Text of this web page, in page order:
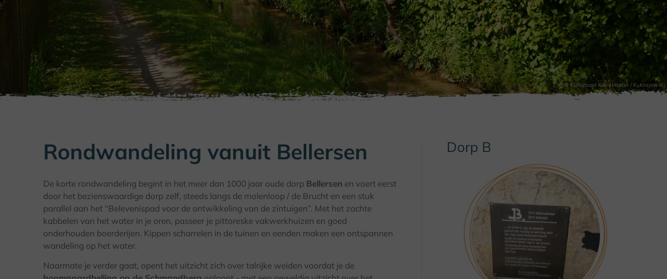
© Kulturland Kreis Höxter / K. Krajewski
Rondwandeling vanuit Bellersen
De korte rondwandeling begint in het meer dan 1000 jaar oude dorp Bellersen en voert eerst
door het bezienswaardige dorp zelf, steeds langs de molenloop / de Brucht en een stuk
parallel aan het “Belevenispad voor de ontwikkeling van de zintuigen”. Met het zachte
kabbelen van het water in je oren, passeer je pittoreske vakwerkhuizen en goed
onderhouden boerderijen. Kippen scharrelen in de tuinen en eenden maken een ontspannen
wandeling op het water.
Naarmate je verder gaat, opent het uitzicht zich over talrijke weiden voordat je de
Dorp B